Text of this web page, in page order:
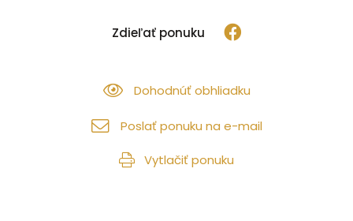
Zdieľať ponuku
Dohodnúť obhliadku
Poslať ponuku na e-mail
Vytlačiť ponuku